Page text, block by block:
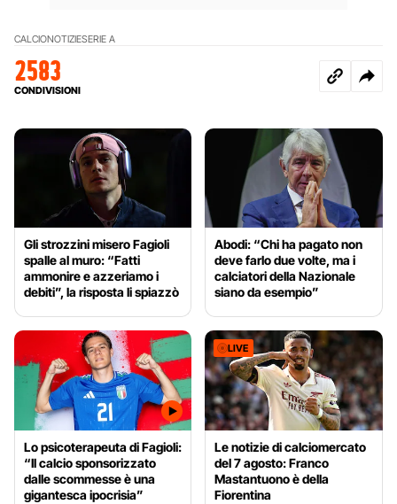
CALCIONOTIZIESERIE A
2583
CONDIVISIONI
Gli strozzini misero Fagioli
spalle al muro: “Fatti
ammonire e azzeriamo i
debiti”, la risposta li spiazzò
Abodi: “Chi ha pagato non
deve farlo due volte, ma i
calciatori della Nazionale
siano da esempio”
Lo psicoterapeuta di Fagioli:
“Il calcio sponsorizzato
dalle scommesse è una
gigantesca ipocrisia”
LIVE
Le notizie di calciomercato
del 7 agosto: Franco
Mastantuono è della
Fiorentina